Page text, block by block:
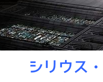
シリウス